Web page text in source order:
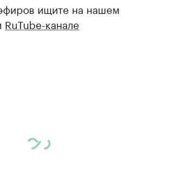
ищите на нашем
RuTube-канале